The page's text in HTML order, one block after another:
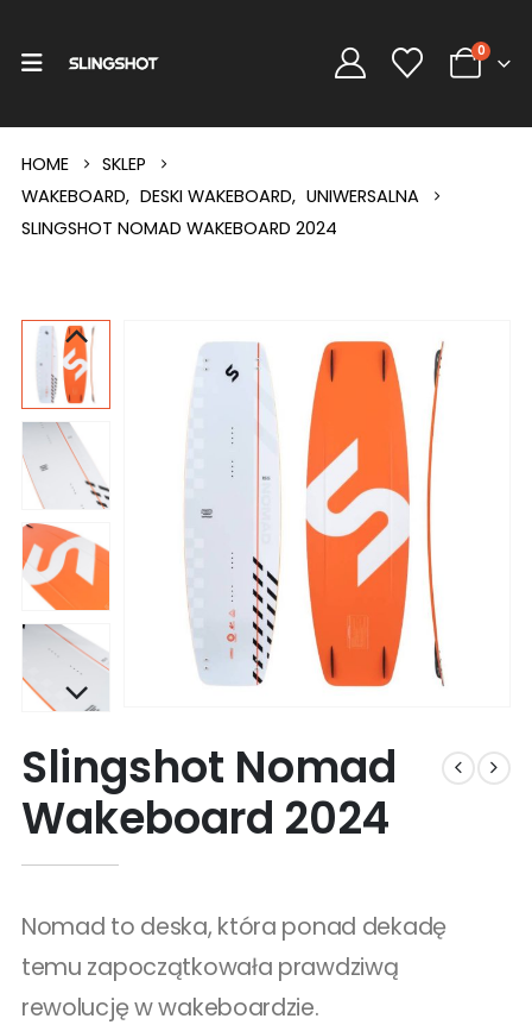
0
HOME
SKLEP
WAKEBOARD, DESKI WAKEBOARD, UNIWERSALNA
SLINGSHOT NOMAD WAKEBOARD 2024
Slingshot Nomad
Wakeboard 2024
Nomad to deska, która ponad dekadę
temu zapoczątkowała prawdziwą
rewolucję w wakeboardzie.